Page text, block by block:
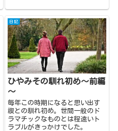
日記
ひやみその馴れ初め～前編
～
毎年この時期になると思い出す
禊との馴れ初め。世間一般のド
ラマチックなものとは程遠いト
ラブルがきっかけでした。